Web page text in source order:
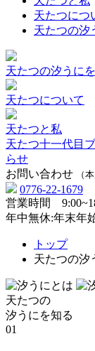
天たつにつ
天たつの汐
天たつの汐うに
天たつについて
天たつと私
天たつ十一代目
らせ
お問い合わせ
（
0776-22-1679
営業時間
年中無休:年末年
トップ
天たつの
天たつの
汐うにを知る
01